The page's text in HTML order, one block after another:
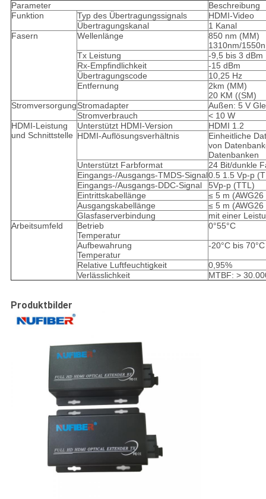
Parameter
Beschreibung
Funktion
Typ des Übertragungssignals
HDMI-Video
Übertragungskanal
1 Kanal
Fasern
Wellenlänge
850 nm (MM)
1310nm/
Tx Leistung
-9,5 bis 3 dBm
Rx-Empfindlichkeit
-15 dBm
Übertragungscode
10,25 Hz
Entfernung
2km (MM)
20 KM ((SM)
StromversorgungStromadapter
Außen: 5 V
Stromverbrauch
< 10 W
HDMI-Leistung
und Schnittstelle
Unterstützt HDMI-Version
HDMI 1.2
HDMI-Auflösungsverhältnis
Einheitliche
von
Datenbanken
Unterstützt Farbformat
24 Bit/dunkle
Eingangs-/Ausgangs-TMDS-Signal0.5 1.5 Vp-p
Eingangs-/Ausgangs-DDC-Signal
5Vp-p (TTL)
Eintrittskabellänge
≤ 5 m
Ausgangskabellänge
≤ 5 m
Glasfaserverbindung
mit einer
Arbeitsumfeld
Betrieb
Temperatur
0°55°C
Aufbewahrung
Temperatur
-20°C bis 70°C
Relative Luftfeuchtigkeit
0,95%
Verlässlichkeit
MTBF: >
Produktbilder